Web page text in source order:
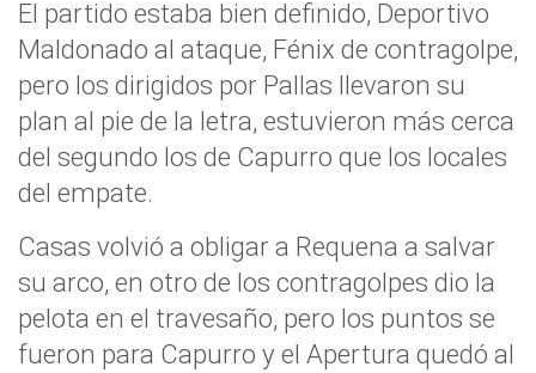
El partido estaba bien definido, Deportivo
Maldonado al ataque, Fénix de contragolpe,
pero los dirigidos por Pallas llevaron su
plan al pie de la letra, estuvieron más cerca
del segundo los de Capurro que los locales
del empate.
Casas volvió a obligar a Requena a salvar
su arco, en otro de los contragolpes dio la
pelota en el travesaño, pero los puntos se
fueron para Capurro y el Apertura quedó al